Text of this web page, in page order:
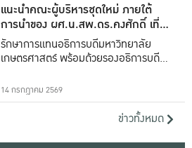
แนะนำคณะผู้บริหารชุดใหม่ ภายใต้
การนำของ ผศ.น.สพ.ดร.คงศักดิ์ เที่ยง
ธรรม
รักษาการแทนอธิการบดีมหาวิทยาลัย
เกษตรศาสตร์ พร้อมด้วยรองอธิการบดีทั้ง
14 กรกฎาคม 2569
ข่าวทั้งหมด